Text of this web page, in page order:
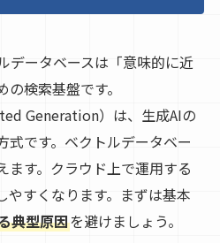
データベースは「意味的に近
検索基盤です。
Generation）は、生成AIの
式です。ベクトルデータベー
ます。クラウド上で運用する
やすくなります。まずは基本
典型原因を避けましょう。